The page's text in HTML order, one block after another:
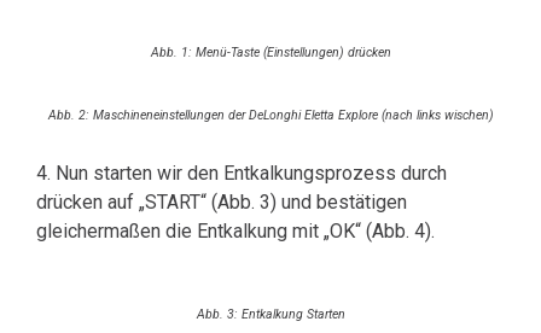
Abb. 1: Menü-Taste (Einstellungen) drücken
Abb. 2: Maschineneinstellungen der DeLonghi Eletta Explore (nach links wischen)
4. Nun starten wir den Entkalkungsprozess durch
drücken auf „START“ (Abb. 3) und bestätigen
gleichermaßen die Entkalkung mit „OK“ (Abb. 4).
Abb. 3: Entkalkung Starten